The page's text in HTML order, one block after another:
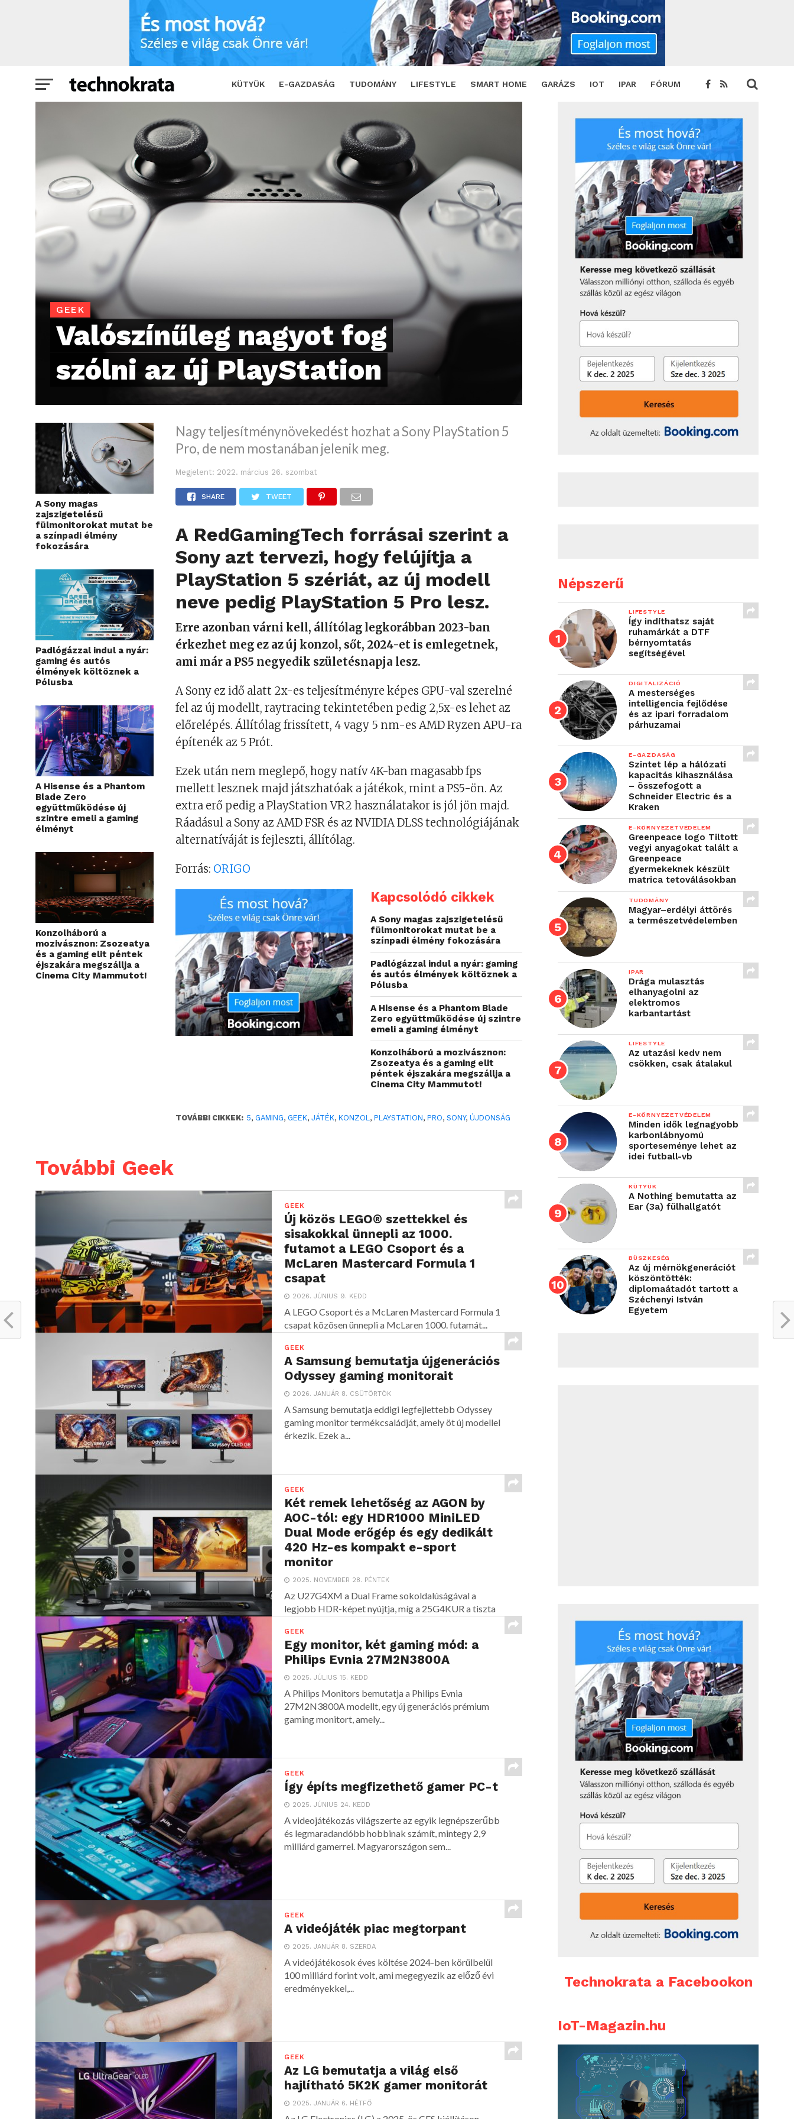
KÜTYÜK E-GAZDASÁG TUDOMÁNY LIFESTYLE SMART HOME GARÁZS IOT IPAR FÓRUM
Valószínűleg nagyot fog szólni az új PlayStation SHARE TWEET
GEEK
Valószínűleg nagyot fog
szólni az új PlayStation
A Sony magas
zajszigetelésű
fülmonitorokat mutat be
a színpadi élmény
fokozására
Padlógázzal indul a nyár:
gaming és autós
élmények költöznek a
Pólusba
A Hisense és a Phantom
Blade Zero
együttműködése új
szintre emeli a gaming
élményt
Konzolháború a
mozivásznon: Zsozeatya
és a gaming elit péntek
éjszakára megszállja a
Cinema City Mammutot!
Nagy teljesítménynövekedést hozhat a Sony PlayStation 5
Pro, de nem mostanában jelenik meg.
Megjelent: 2022. március 26. szombat
SHARE TWEET
A RedGamingTech forrásai szerint a
Sony azt tervezi, hogy felújítja a
PlayStation 5 szériát, az új modell
neve pedig PlayStation 5 Pro lesz.
Erre azonban várni kell, állítólag legkorábban 2023-ban
érkezhet meg ez az új konzol, sőt, 2024-et is emlegetnek,
ami már a PS5 negyedik születésnapja lesz.
A Sony ez idő alatt 2x-es teljesítményre képes GPU-val szerelné
fel az új modellt, raytracing tekintetében pedig 2,5x-es lehet az
előrelépés. Állítólag frissített, 4 vagy 5 nm-es AMD Ryzen APU-ra
építenék az 5 Prót.
Ezek után nem meglepő, hogy natív 4K-ban magasabb fps
mellett lesznek majd játszhatóak a játékok, mint a PS5-ön. Az
extra erő pedig a PlayStation VR2 használatakor is jól jön majd.
Ráadásul a Sony az AMD FSR és az NVIDIA DLSS technológiájának
alternatíváját is fejleszti, állítólag.
Forrás: ORIGO
Kapcsolódó cikkek
A Sony magas zajszigetelésű
fülmonitorokat mutat be a
színpadi élmény fokozására
Padlógázzal indul a nyár: gaming
és autós élmények költöznek a
Pólusba
A Hisense és a Phantom Blade
Zero együttműködése új szintre
emeli a gaming élményt
Konzolháború a mozivásznon:
Zsozeatya és a gaming elit
péntek éjszakára megszállja a
Cinema City Mammutot!
TOVÁBBI CIKKEK: 5, GAMING, GEEK,JÁTÉK,KONZOL,PLAYSTATION,PRO,SONY,ÚJDONSÁG
További Geek
GEEK
Új közös LEGO® szettekkel és
sisakokkal ünnepli az 1000.
futamot a LEGO Csoport és a
McLaren Mastercard Formula 1
csapat
2026. JÚNIUS 9. KEDD
A LEGO Csoport és a McLaren Mastercard Formula 1
csapat közösen ünnepli a McLaren 1000. futamát...
GEEK
A Samsung bemutatja újgenerációs
Odyssey gaming monitorait
2026. JANUÁR 8. CSÜTÖRTÖK
A Samsung bemutatja eddigi legfejlettebb Odyssey
gaming monitor termékcsaládját, amely öt új modellel
érkezik. Ezek a...
GEEK
Két remek lehetőség az AGON by
AOC-tól: egy HDR1000 MiniLED
Dual Mode erőgép és egy dedikált
420 Hz-es kompakt e-sport
monitor
2025. NOVEMBER 28. PÉNTEK
Az U27G4XM a Dual Frame sokoldalúságával a
legjobb HDR-képet nyújtja, míg a 25G4KUR a tiszta
GEEK
Egy monitor, két gaming mód: a
Philips Evnia 27M2N3800A
2025. JÚLIUS 15. KEDD
A Philips Monitors bemutatja a Philips Evnia
27M2N3800A modellt, egy új generációs prémium
gaming monitort, amely...
GEEK
Így építs megfizethető gamer PC-t
2025. JÚNIUS 24. KEDD
A videojátékozás világszerte az egyik legnépszerűbb
és legmaradandóbb hobbinak számít, mintegy 2,9
milliárd gamerrel. Magyarországon sem...
GEEK
A videójáték piac megtorpant
2025. JANUÁR 8. SZERDA
A videójátékosok éves költése 2024-ben körülbelül
100 milliárd forint volt, ami megegyezik az előző évi
eredményekkel,...
GEEK
Az LG bemutatja a világ első
hajlítható 5K2K gamer monitorát
2025. JANUÁR 6. HÉTFŐ
Népszerű
LIFESTYLE
Így indíthatsz saját
ruhamárkát a DTF
bérnyomtatás
segítségével
DIGITALIZÁCIÓ
A mesterséges
intelligencia fejlődése
és az ipari forradalom
párhuzamai
E-GAZDASÁG
Szintet lép a hálózati
kapacitás kihasználása
– összefogott a
Schneider Electric és a
Kraken
E-KÖRNYEZETVÉDELEM
Greenpeace logo Tiltott
vegyi anyagokat talált a
Greenpeace
gyermekeknek készült
matrica tetoválásokban
TUDOMÁNY
Magyar–erdélyi áttörés
a természetvédelemben
IPAR
Drága mulasztás
elhanyagolni az
elektromos
karbantartást
LIFESTYLE
Az utazási kedv nem
csökken, csak átalakul
E-KÖRNYEZETVÉDELEM
Minden idők legnagyobb
karbonlábnyomú
sporteseménye lehet az
idei futball-vb
KÜTYÜK
A Nothing bemutatta az
Ear (3a) fülhallgatót
BÜSZKESÉG
Az új mérnökgenerációt
köszöntötték:
diplomaátadót tartott a
Széchenyi István
Egyetem
Technokrata a Facebookon
IoT-Magazin.hu